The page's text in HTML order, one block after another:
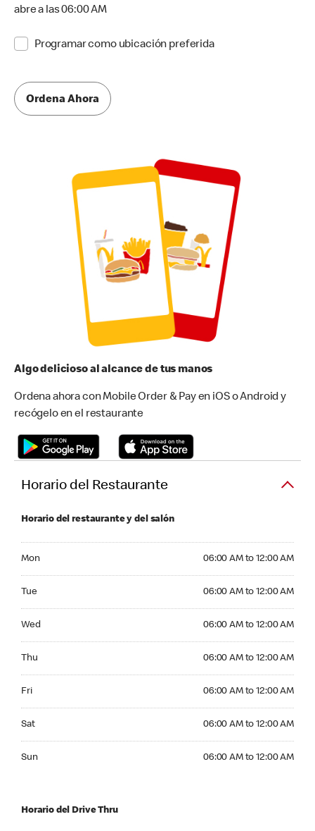
abre a las 06:00 AM
Programar como ubicación preferida
Ordena Ahora
Algo delicioso al alcance de tus manos
Ordena ahora con Mobile Order & Pay en iOS o Android y
recógelo en el restaurante
Horario del Restaurante
Horario del restaurante y del salón
Mon 06:00 AM to 12:00 AM
Tue 06:00 AM to 12:00 AM
Wed 06:00 AM to 12:00 AM
Thu 06:00 AM to 12:00 AM
Fri 06:00 AM to 12:00 AM
Sat 06:00 AM to 12:00 AM
Sun 06:00 AM to 12:00 AM
Horario del Drive Thru